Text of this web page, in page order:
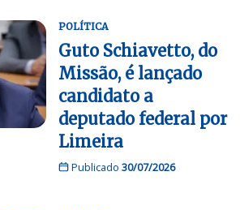
POLÍTICA
Guto Schiavetto, do
Missão, é lançado
candidato a
deputado federal por
Limeira
Publicado 30/07/2026